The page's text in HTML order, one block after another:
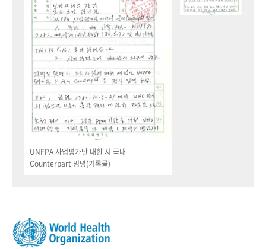
UNFPA 사업평가단 내한 시 국내
Counterpart 임명(기록물)